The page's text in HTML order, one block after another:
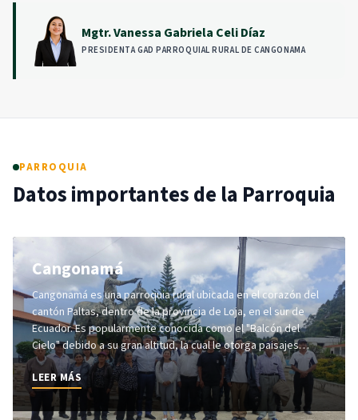
Mgtr. Vanessa Gabriela Celi Díaz
PRESIDENTA GAD PARROQUIAL RURAL DE CANGONAMA
PARROQUIA
Datos importantes de la Parroquia
Cangonamá
Cangonamá es una parroquia rural ubicada en el corazón del
cantón Paltas, dentro de la provincia de Loja, en el sur de
Ecuador. Es popularmente conocida como el "Balcón del
Cielo" debido a su gran altitud, la cual le otorga paisajes
montañosos únicos y un clima privilegiado ideal para la salud.
LEER MÁS